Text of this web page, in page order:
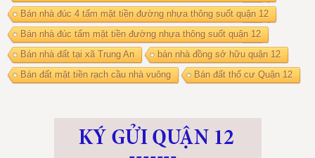
Bán nhà đúc 4 tấm mặt tiền đường nhựa thông suốt quận 12
Bán nhà đúc tấm mặt tiền đường nhựa thông suốt quận 12
Bán nhà đất tại xã Trung An
bán nhà đồng sở hữu quận 12
Bán đất mặt tiền rạch cầu nhà vuông
Bán đất thổ cư Quận 12